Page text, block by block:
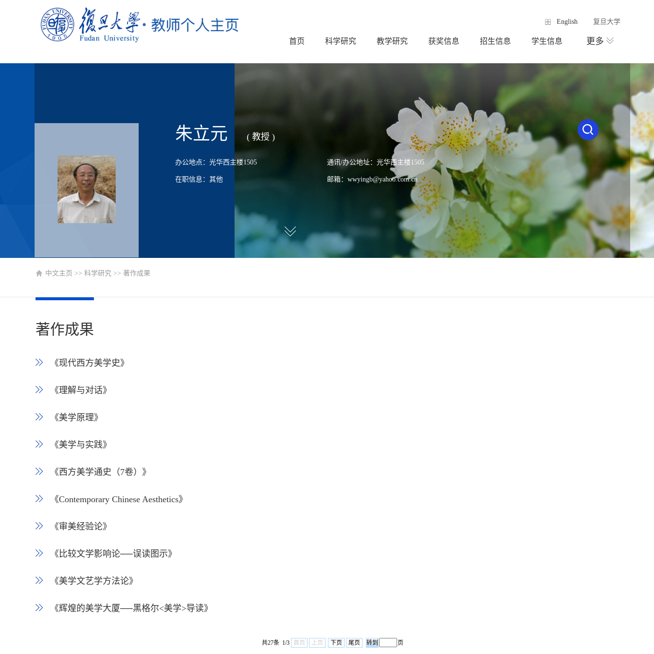
English 复旦大学
首页 科学研究 教学研究 获奖信息 招生信息 学生信息 更多
朱立元 ( 教授 )
办公地点：光华西主楼1505
在职信息：其他
通讯/办公地址：光华西主楼1505
邮箱：wwyingb@yahoo.com.cn
中文主页 >> 科学研究 >> 著作成果
著作成果
《现代西方美学史》
《理解与对话》
《美学原理》
《美学与实践》
《西方美学通史（7卷）》
《Contemporary Chinese Aesthetics》
《审美经验论》
《比较文学影响论──误读图示》
《美学文艺学方法论》
《辉煌的美学大厦──黑格尔<美学>导读》
共27条 1/3 首页 上页 下页 尾页 页